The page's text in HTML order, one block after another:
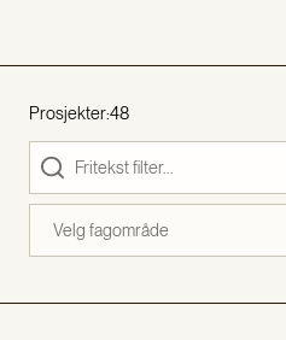
Prosjekter:48
Velg fagområde